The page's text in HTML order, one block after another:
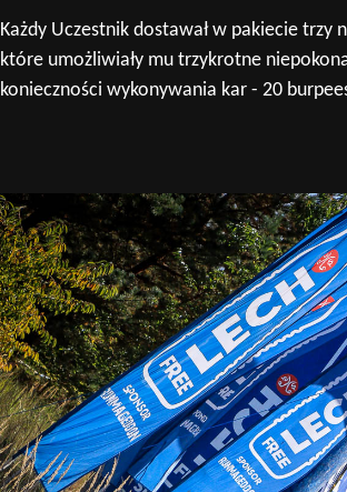
Każdy Uczestnik dostawał w pakiecie trzy
które umożliwiały mu trzykrotne
konieczności wykonywania kar - 20